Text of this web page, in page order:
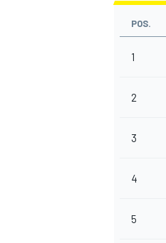
POS.
1
2
3
4
5